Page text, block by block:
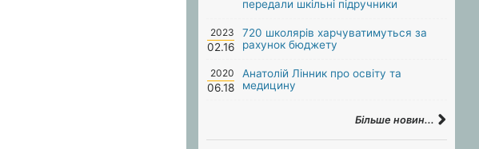
передали шкільні підручники
2023
02.16
720 школярів харчуватимуться за
рахунок бюджету
2020
06.18
Анатолій Лінник про освіту та
медицину
Більше новин...